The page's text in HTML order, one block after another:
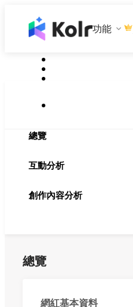
功能
總覽
互動分析
創作內容分析
總覽
網紅基本資料